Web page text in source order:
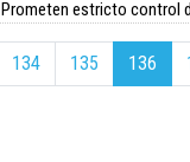
Prometen estricto control
134 135 136